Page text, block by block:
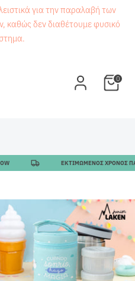
για την παραλαβή των
καθώς δεν διαθέτουμε φυσικό
0
ΕΚΤΙΜΩΜΕΝΟΣ ΧΡΟΝΟΣ